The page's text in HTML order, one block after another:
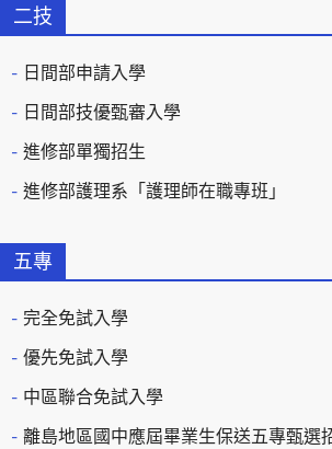
二技
日間部申請入學
日間部技優甄審入學
進修部單獨招生
進修部護理系「護理師在職專班」
五專
完全免試入學
優先免試入學
中區聯合免試入學
離島地區國中應屆畢業生保送五專甄選